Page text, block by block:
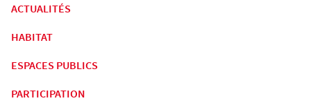
ACTUALITÉS
HABITAT
ESPACES PUBLICS
PARTICIPATION